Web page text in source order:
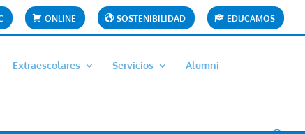
ONLINE SOSTENIBILIDAD EDUCAMOS
Extraescolares Servicios Alumni